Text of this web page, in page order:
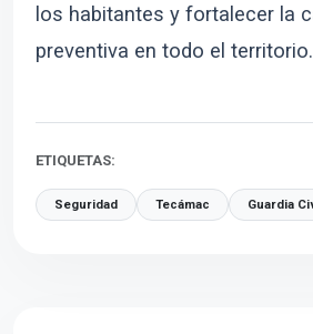
los habitantes y fortalecer la
preventiva en todo el territorio.
ETIQUETAS:
Seguridad Tecámac Guardia